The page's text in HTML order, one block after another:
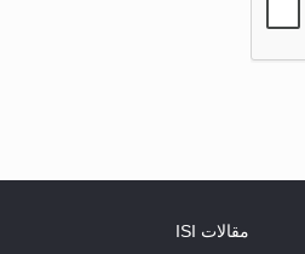
مقالات ISI